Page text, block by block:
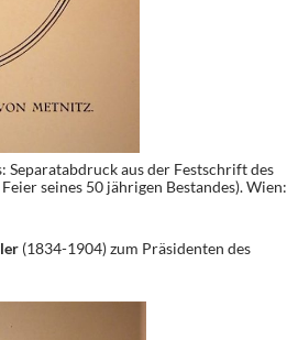
aus der Festschrift des
seines 50 jährigen Bestandes). Wien:
(1834-1904) zum Präsidenten des